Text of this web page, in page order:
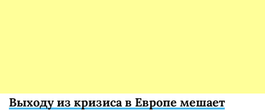
Выходу из кризиса в Европе мешает